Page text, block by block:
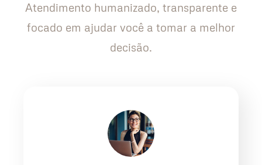
Atendimento humanizado, transparente e
focado em ajudar você a tomar a melhor
decisão.